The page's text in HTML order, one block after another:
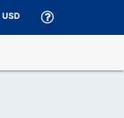
USD